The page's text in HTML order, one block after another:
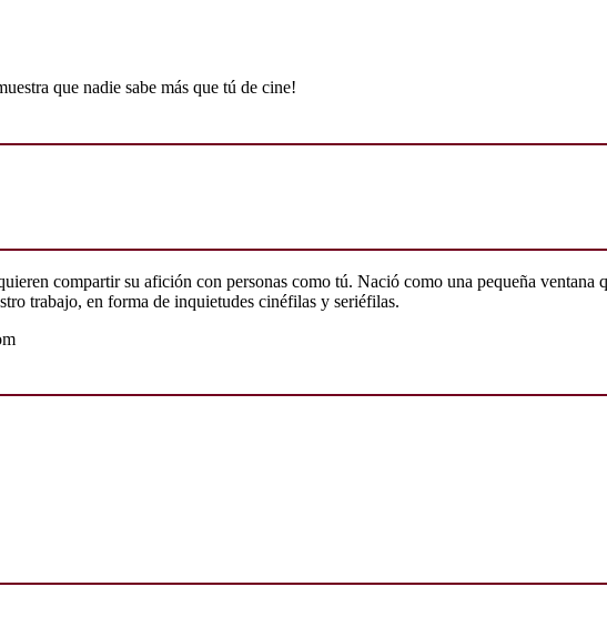
que nadie sabe más que tú de cine!
compartir su afición con personas como tú. Nació como una pequeña ventana
trabajo, en forma de inquietudes cinéfilas y seriéfilas.